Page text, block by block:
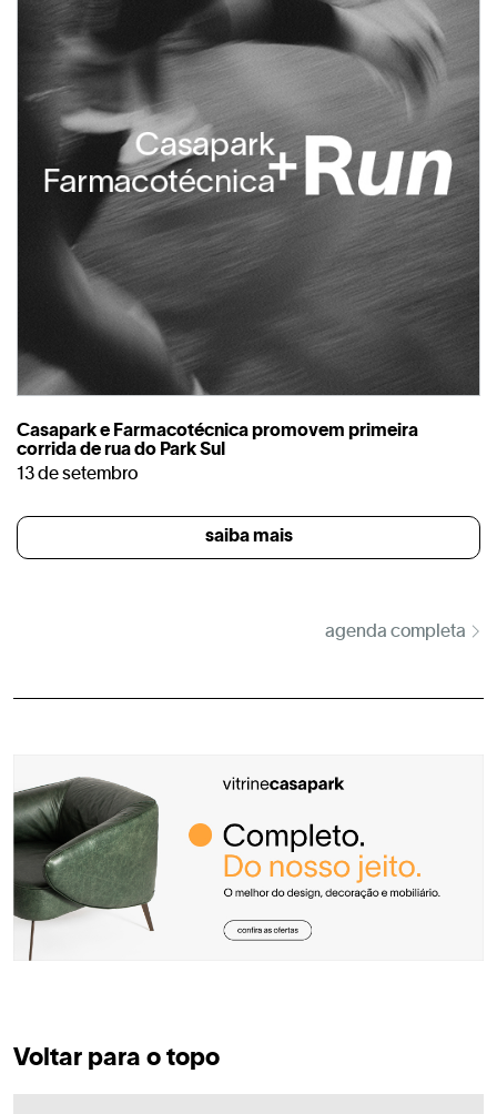
Casapark e Farmacotécnica promovem primeira
corrida de rua do Park Sul
13 de setembro
saiba mais
agenda completa
Voltar para o topo